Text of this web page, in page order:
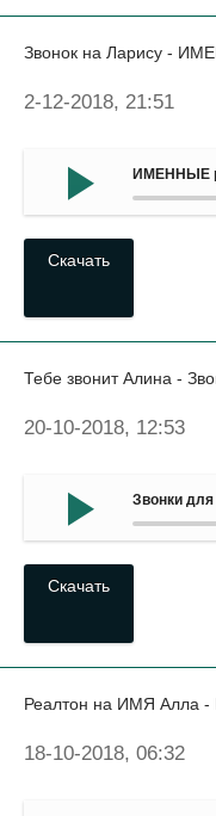
Звонок на Ларису -
2-12-2018, 21:51
ИМЕННЫЕ
Скачать
Тебе звонит Алина -
20-10-2018, 12:53
Звонки
Скачать
Реалтон на ИМЯ Алла
18-10-2018, 06:32